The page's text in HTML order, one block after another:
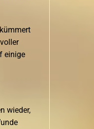
einige
wieder,